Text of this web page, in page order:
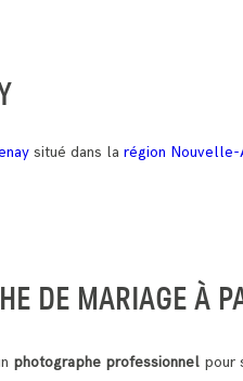
situé dans la région Nouvelle-
DE MARIAGE À
photographe professionnel pour